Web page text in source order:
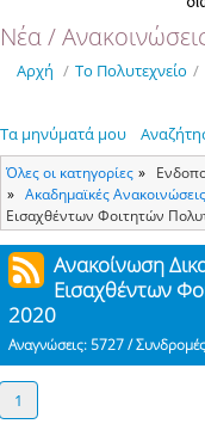
Νέα /
Αρχή / Το Πολυτεχνείο /
Τα μηνύματά μου
Όλες οι κατηγορίες
Ακαδημαϊκές Ανακοινώσεις
Εισαχθέντων Φοιτητών
Ανακοίνωση
Εισαχθέντων
2020
Αναγνώσεις: 5727 /
1